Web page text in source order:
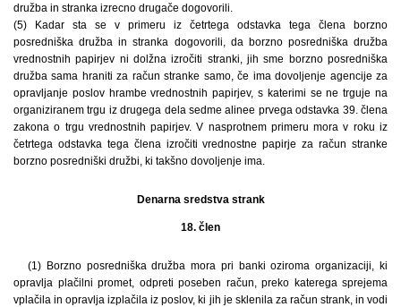
družba in stranka izrecno drugače dogovorili.
(5) Kadar sta se v primeru iz četrtega odstavka tega člena borzno
posredniška družba in stranka dogovorili, da borzno posredniška družba
vrednostnih papirjev ni dolžna izročiti stranki, jih sme borzno posredniška
družba sama hraniti za račun stranke samo, če ima dovoljenje agencije za
opravljanje poslov hrambe vrednostnih papirjev, s katerimi se ne trguje na
organiziranem trgu iz drugega dela sedme alinee prvega odstavka 39. člena
zakona o trgu vrednostnih papirjev. V nasprotnem primeru mora v roku iz
četrtega odstavka tega člena izročiti vrednostne papirje za račun stranke
borzno posredniški družbi, ki takšno dovoljenje ima.
Denarna sredstva strank
18. člen
(1) Borzno posredniška družba mora pri banki oziroma organizaciji, ki
opravlja plačilni promet, odpreti poseben račun, preko katerega sprejema
vplačila in opravlja izplačila iz poslov, ki jih je sklenila za račun strank, in vodi